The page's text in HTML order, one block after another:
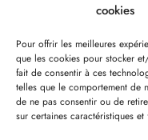
cookies
Pour offrir les meilleures
que les cookies pour stocker
fait de consentir à ces
telles que le comportement de
de ne pas consentir ou de
sur certaines caractéristiques et
Suivez-nous: